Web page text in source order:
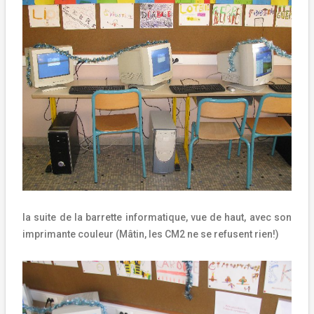
la suite de la barrette informatique, vue de haut, avec son
imprimante couleur (Mâtin, les CM2 ne se refusent rien!)